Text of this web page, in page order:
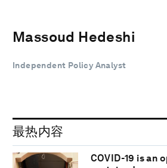
Massoud Hedeshi
Independent Policy Analyst
最热内容
COVID-19 is an